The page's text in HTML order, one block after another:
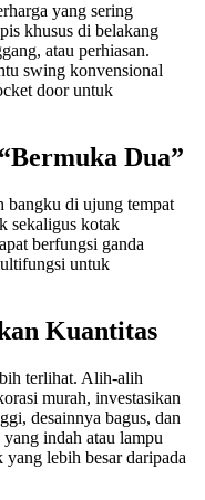
yang sering
khusus di belakang
atau perhiasan.
swing konvensional
door untuk
Dua”
bangku di ujung tempat
sekaligus kotak
berfungsi ganda
untuk
Kuantitas
terlihat. Alih-alih
murah, investasikan
desainnya bagus, dan
indah atau lampu
lebih besar daripada